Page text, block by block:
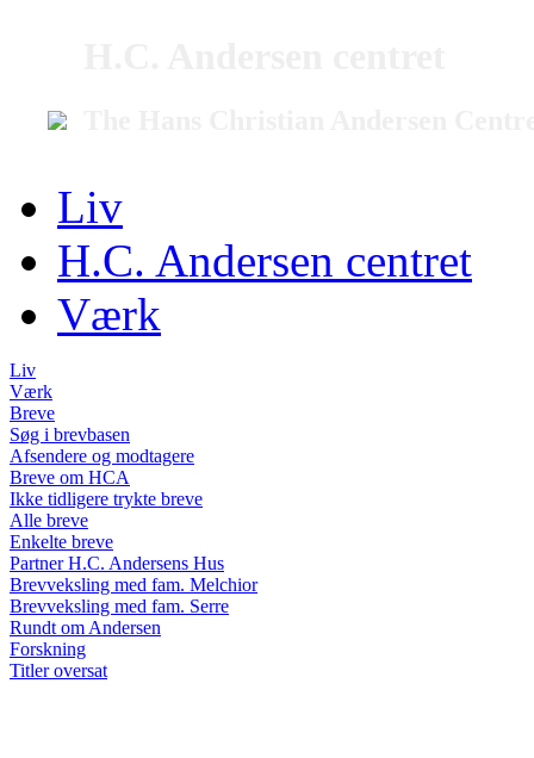
Liv
H.C. Andersen centret
Værk
Liv
Værk
Breve
Søg i brevbasen
Afsendere og modtagere
Breve om HCA
Ikke tidligere trykte breve
Alle breve
Enkelte breve
Partner H.C. Andersens Hus
Brevveksling med fam. Melchior
Brevveksling med fam. Serre
Rundt om Andersen
Forskning
Titler oversat